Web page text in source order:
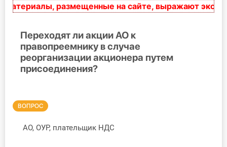
Консультации
Правовая база
Библиотека бухгалтера
Вебинары
Справочник бухгалтера
размещенные на сайте, выражают
Переходят ли акции АО к
правопреемнику в случае
реорганизации акционера путем
присоединения?
ВОПРОС
АО, ОУР, плательщик НДС